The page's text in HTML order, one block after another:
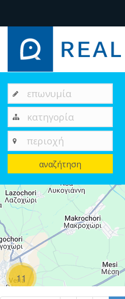
επωνυμία
κατηγορία
περιοχή
αναζήτηση
11
+
−
R